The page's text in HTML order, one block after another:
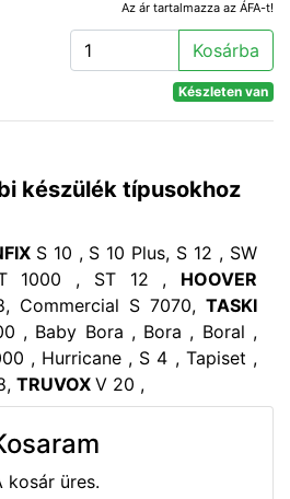
Az ár tartalmazza az ÁFA-t!
Kosárba
Készleten van
készülék típusokhoz
S 10 , S 10 Plus, S 12 , SW
1000 , ST 12 , HOOVER
Commercial S 7070, TASKI
, Baby Bora , Bora , Boral ,
, Hurricane , S 4 , Tapiset ,
TRUVOX V 20 ,
kosár üres.